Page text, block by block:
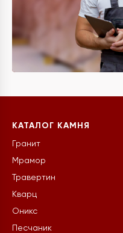
КАТАЛОГ КАМНЯ
Гранит
Мрамор
Травертин
Кварц
Оникс
Песчаник